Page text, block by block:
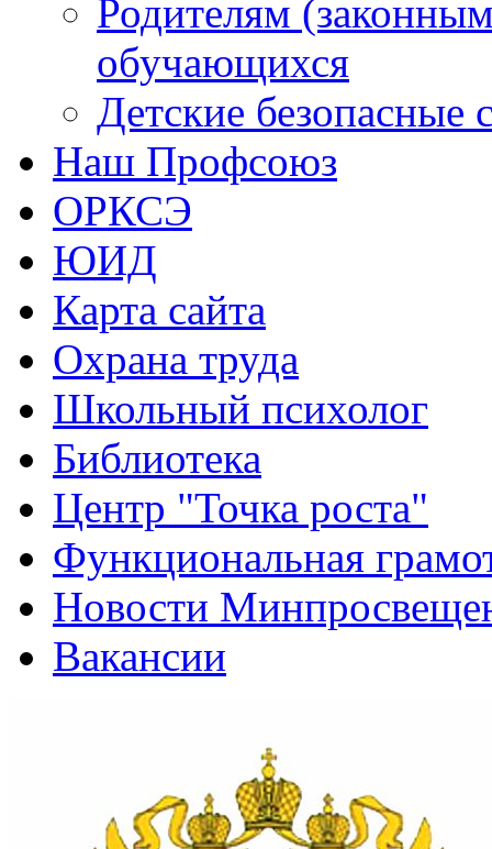
Родителям
обучающихся
Детские безопасные
Наш Профсоюз
ОРКСЭ
ЮИД
Карта сайта
Охрана труда
Школьный психолог
Библиотека
Центр "Точка роста"
Функциональная
Новости
Вакансии